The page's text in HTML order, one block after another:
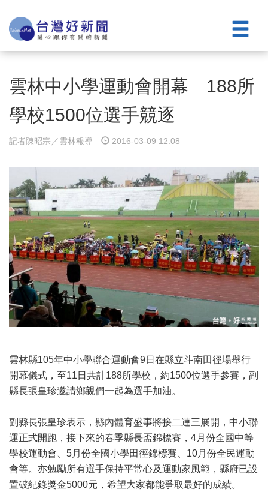
雲林中小學運動會開幕 188所
學校1500位選手競逐
記者陳昭宗／雲林報導 2016-03-09 12:08
雲林縣105年中小學聯合運動會9日在縣立斗南田徑場舉行
開幕儀式，至11日共計188所學校，約1500位選手參賽，副
縣長張皇珍邀請鄉親們一起為選手加油。
副縣長張皇珍表示，縣內體育盛事將接二連三展開，中小聯
運正式開跑，接下來的春季縣長盃錦標賽，4月份全國中等
學校運動會、5月份全國小學田徑錦標賽、10月份全民運動
會等。亦勉勵所有選手保持平常心及運動家風範，縣府已設
置破紀錄獎金5000元，希望大家都能爭取最好的成績。